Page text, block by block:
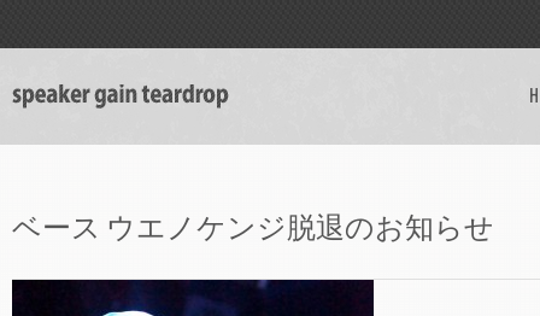
ベース ウエノケンジ脱退のお知らせ